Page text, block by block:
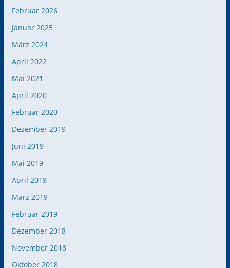
Februar 2026
Januar 2025
März 2024
April 2022
Mai 2021
April 2020
Februar 2020
Dezember 2019
Juni 2019
Mai 2019
April 2019
März 2019
Februar 2019
Dezember 2018
November 2018
Oktober 2018